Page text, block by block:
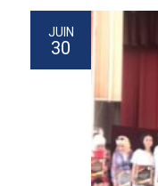
JUIN
30